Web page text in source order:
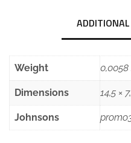
Weight
Dimensions 14,5 ×
Johnsons